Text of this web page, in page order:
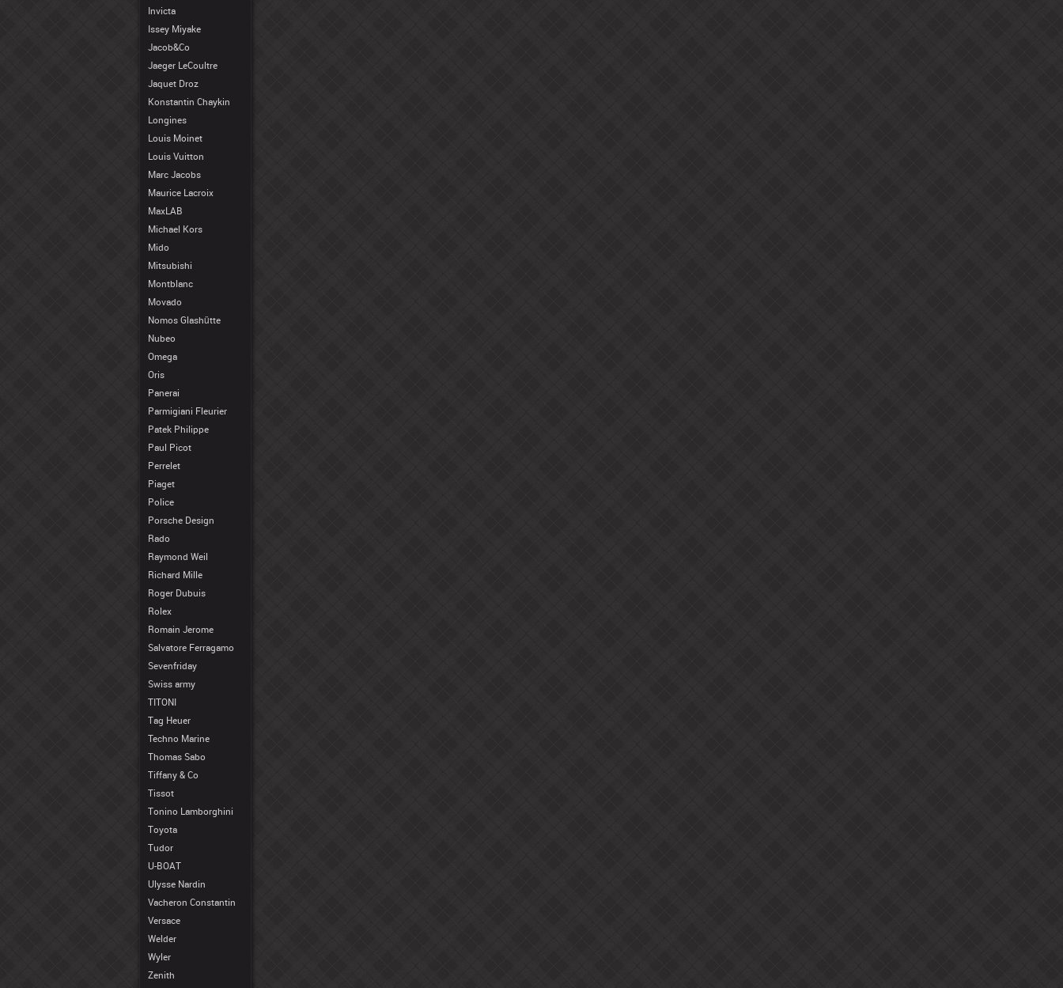
Invicta
Issey Miyake
Jacob&Co
Jaeger LeCoultre
Jaquet Droz
Konstantin Chaykin
Longines
Louis Moinet
Louis Vuitton
Marc Jacobs
Maurice Lacroix
MaxLAB
Michael Kors
Mido
Mitsubishi
Montblanc
Movado
Nomos Glashütte
Nubeo
Omega
Oris
Panerai
Parmigiani Fleurier
Patek Philippe
Paul Picot
Perrelet
Piaget
Police
Porsche Design
Rado
Raymond Weil
Richard Mille
Roger Dubuis
Rolex
Romain Jerome
Salvatore Ferragamo
Sevenfriday
Swiss army
TITONI
Tag Heuer
Techno Marine
Thomas Sabo
Tiffany & Co
Tissot
Tonino Lamborghini
Toyota
Tudor
U-BOAT
Ulysse Nardin
Vacheron Constantin
Versace
Welder
Wyler
Zenith